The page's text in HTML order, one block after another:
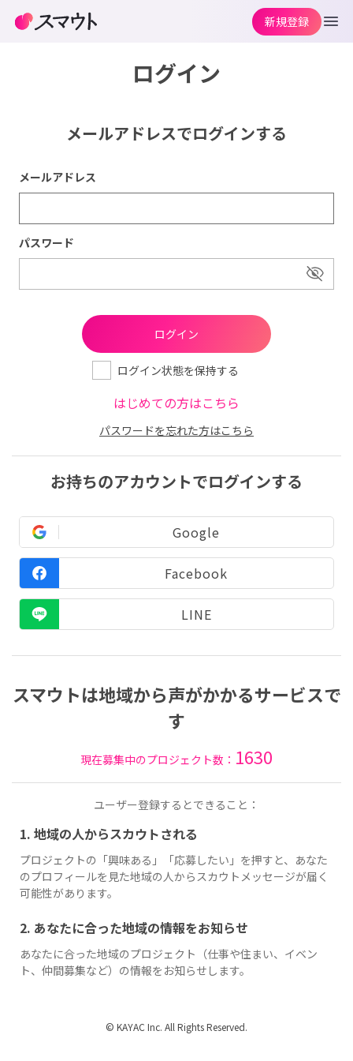
ログイン
メールアドレスでログインする
メールアドレス
パスワード
ログイン状態を保持する
はじめての方はこちら
パスワードを忘れた方はこちら
お持ちのアカウントでログインする
Google
Facebook
LINE
スマウトは地域から声がかかるサービスで
す
現在募集中のプロジェクト数： 1630
ユーザー登録するとできること：
1. 地域の人からスカウトされる
プロジェクトの「興味ある」「応募したい」を押すと、あなた
のプロフィールを見た地域の人からスカウトメッセージが届く
可能性があります。
2. あなたに合った地域の情報をお知らせ
あなたに合った地域のプロジェクト（仕事や住まい、イベン
ト、仲間募集など）の情報をお知らせします。
新規登録
© KAYAC Inc. All Rights Reserved.